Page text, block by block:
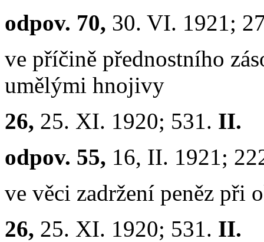
odpov. 70, 30. VI. 1921;
ve příčině přednostního
umělými hnojivy
26, 25. XI. 1920; 531. II.
odpov. 55, 16, II. 1921;
ve věci zadržení peněz při
26, 25. XI. 1920; 531. II.